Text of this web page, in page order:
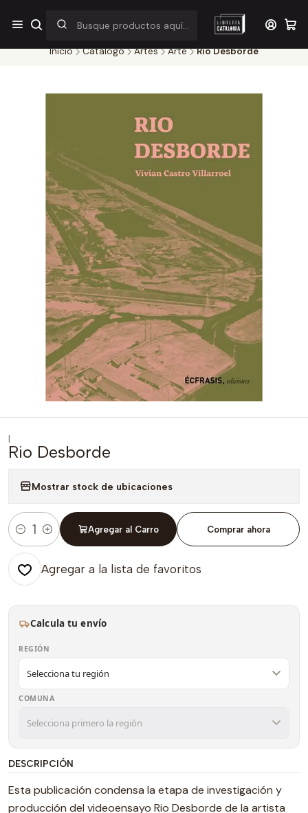
¡Por pocos días! Despacho a $1.000 en RM por compras sobre
$38.000
Inicio Catálogo Artes Arte Rio Desborde
|
Rio Desborde
Mostrar stock de ubicaciones
Cantidad
Agregar al Carro Comprar ahora
Agregar a la lista de favoritos
Calcula tu envío
REGIÓN
COMUNA
DESCRIPCIÓN
Esta publicación condensa la etapa de investigación y
producción del videoensayo Rio Desborde de la artista